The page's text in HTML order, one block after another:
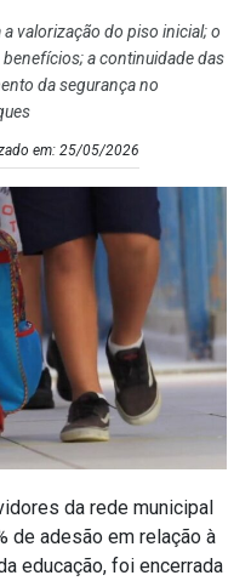
valorização do piso inicial; o
a continuidade das
da segurança no
em: 25/05/2026
da rede municipal
de adesão em relação à
educação, foi encerrada